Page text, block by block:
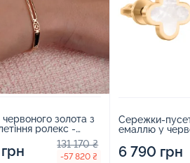
золота з
ролекс -
131 170 ₴
-57 820 ₴
Сережки-
емаллю у
6 790 грн